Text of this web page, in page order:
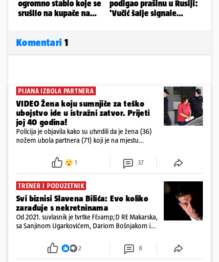
Komentari 1
PIJANA IZBOLA PARTNERA
VIDEO Žena koju sumnjiče za teško
ubojstvo ide u istražni zatvor. Prijeti
joj 40 godina!
Policija je objavila kako su utvrdili da je žena (36)
nožem ubola partnera (71) koji je na mjestu
ispitali i poslali u istražni zatvor
1 37
TRENER I PODUZETNIK
Svi biznisi Slavena Bilića: Evo koliko
zarađuje s nekretninama
Od 2021. suvlasnik je tvrtke F&amp;D RE Makarska,
sa Sanjinom Ugarkovićem, Dariom Bošnjakom i
poslovanje nekretninama, a od osnutka nema
2 8